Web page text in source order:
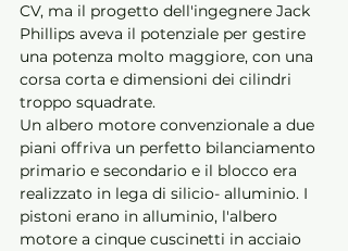
CV, ma il progetto dell'ingegnere Jack
Phillips aveva il potenziale per gestire
una potenza molto maggiore, con una
corsa corta e dimensioni dei cilindri
troppo squadrate.
Un albero motore convenzionale a due
piani offriva un perfetto bilanciamento
primario e secondario e il blocco era
realizzato in lega di silicio- alluminio. I
pistoni erano in alluminio, l'albero
motore a cinque cuscinetti in acciaio